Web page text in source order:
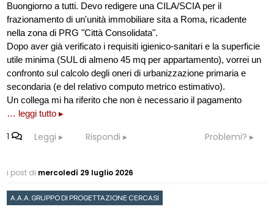
Buongiorno a tutti. Devo redigere una CILA/SCIA per il
frazionamento di un'unità immobiliare sita a Roma, ricadente
nella zona di PRG "Città Consolidata".
Dopo aver già verificato i requisiti igienico-sanitari e la superficie
utile minima (SUL di almeno 45 mq per appartamento), vorrei un
confronto sul calcolo degli oneri di urbanizzazione primaria e
secondaria (e del relativo computo metrico estimativo).
Un collega mi ha riferito che non è necessario il pagamento
… leggi tutto ▸
1 Leggi Rispondi Problemi?
i post di mercoledì 29 luglio 2026
A.A.A. GRUPPO DI PROGETTAZIONE CERCASI